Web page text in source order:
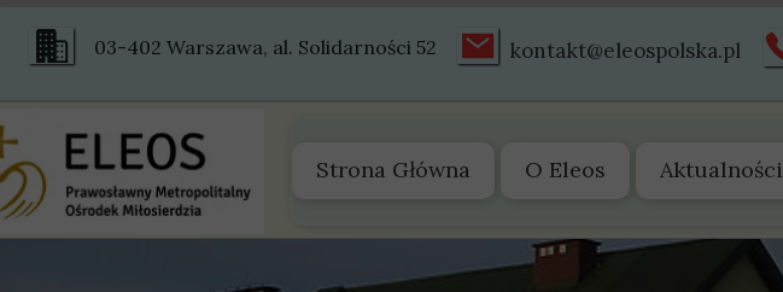
Strona Główna O Eleos Aktualności
kontakt@eleospolska.pl
03-402 Warszawa, al. Solidarności 52